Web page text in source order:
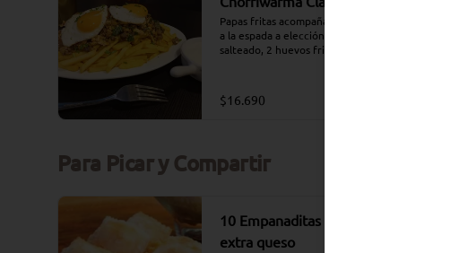
Papas fritas acompañadas de carnes
a la espada a elección, cebollín
salteado, 2 huevos frito y
(Opciones: Carne, Pollo, Mixta,
Falafel)
$16.690
Para Picar y Compartir
10 Empanaditas Coctail
extra queso